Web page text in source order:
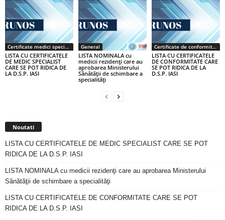
Certificate medici specialiști / primari
LISTA CU CERTIFICATELE
DE MEDIC SPECIALIST
CARE SE POT RIDICA DE
LA D.S.P. IASI
General
LISTA NOMINALA cu
medicii rezidenţi care au
aprobarea Ministerului
Sănătăţii de schimbare a
specialităţi
Certificate de conformitate
LISTA CU CERTIFICATELE
DE CONFORMITATE CARE
SE POT RIDICA DE LA
D.S.P. IASI
Noutati
LISTA CU CERTIFICATELE DE MEDIC SPECIALIST CARE SE POT
RIDICA DE LA D.S.P. IASI
LISTA NOMINALA cu medicii rezidenţi care au aprobarea Ministerului
Sănătăţii de schimbare a specialităţi
LISTA CU CERTIFICATELE DE CONFORMITATE CARE SE POT
RIDICA DE LA D.S.P. IASI